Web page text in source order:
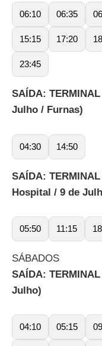
06:10 06:35
15:15 17:20
23:45
SAÍDA:
Julho / Furnas)
04:30 14:50
SAÍDA:
Hospital / 9 de
05:50 11:15
SÁBADOS
SAÍDA:
Julho)
04:10 05:15